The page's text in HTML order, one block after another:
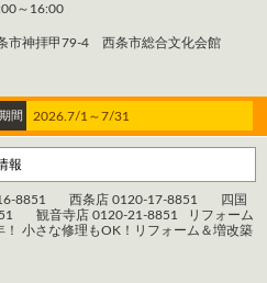
音寺市村黒町376-2 電話：0120-21-8851
お見積りはこちら https://www.reform-
WEBからの来店予約はこちら
yoshida.com/reserve/ システムバス、シ
三豊市 当店はお店から車で30分圏内を
ます。
～16:00
市神拝甲79-4 西条市総合文化会館
間 2026.7/1～7/31
報
16-8851 西条店 0120-17-8851 四国
観音寺店 0120-21-8851 リフォーム
！ 小さな修理もOK！リフォーム＆増改築